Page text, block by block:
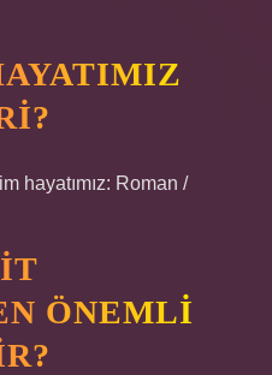
hayatımız: Roman /
ÖNEMLI